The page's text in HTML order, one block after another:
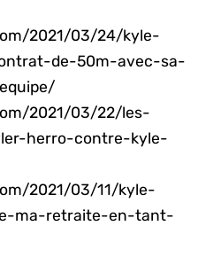
2021/03/24/kyle-
de-50m-avec-sa-
2021/03/22/les-
herro-contre-kyle-
2021/03/11/kyle-
ma-retraite-en-tant-